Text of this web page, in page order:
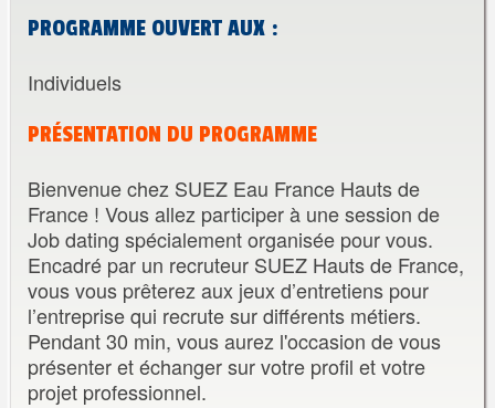
PROGRAMME OUVERT AUX :
Individuels
PRÉSENTATION DU PROGRAMME
Bienvenue chez SUEZ Eau France Hauts de
France ! Vous allez participer à une session de
Job dating spécialement organisée pour vous.
Encadré par un recruteur SUEZ Hauts de France,
vous vous prêterez aux jeux d’entretiens pour
l’entreprise qui recrute sur différents métiers.
Pendant 30 min, vous aurez l'occasion de vous
présenter et échanger sur votre profil et votre
projet professionnel.